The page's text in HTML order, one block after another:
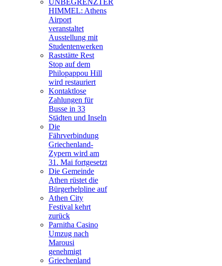
UNBEGRENZTER
HIMMEL: Athens
Airport
veranstaltet
Ausstellung mit
Studentenwerken
Raststätte Rest
Stop auf dem
Philopappou Hill
wird restauriert
Kontaktlose
Zahlungen für
Busse in 33
Städten und Inseln
Die
Fährverbindung
Griechenland-
Zypern wird am
31. Mai fortgesetzt
Die Gemeinde
Athen rüstet die
Bürgerhelpline auf
Athen City
Festival kehrt
zurück
Parnitha Casino
Umzug nach
Marousi
genehmigt
Griechenland